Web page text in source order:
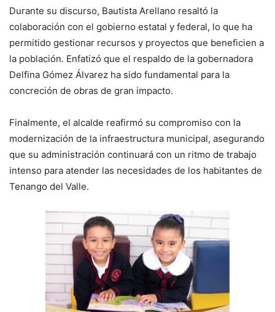
Durante su discurso, Bautista Arellano resaltó la
colaboración con el gobierno estatal y federal, lo que ha
permitido gestionar recursos y proyectos que beneficien a
la población. Enfatizó que el respaldo de la gobernadora
Delfina Gómez Álvarez ha sido fundamental para la
concreción de obras de gran impacto.
Finalmente, el alcalde reafirmó su compromiso con la
modernización de la infraestructura municipal, asegurando
que su administración continuará con un ritmo de trabajo
intenso para atender las necesidades de los habitantes de
Tenango del Valle.